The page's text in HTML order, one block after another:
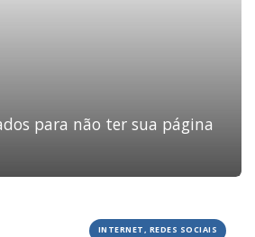
para não ter sua página
INTERNET, REDES SOCIAIS